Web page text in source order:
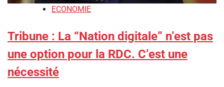
ECONOMIE
Tribune : La “Nation digitale” n’est pas
une option pour la RDC. C’est une
nécessité